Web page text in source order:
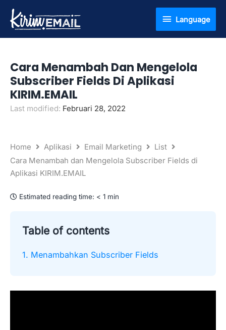
Language
Language
Cara Menambah Dan Mengelola
Subscriber Fields Di Aplikasi
KIRIM.EMAIL
Last modified: Februari 28, 2022
Home Aplikasi Email Marketing
List
Cara Menambah dan Mengelola Subscriber Fields di
Aplikasi KIRIM.EMAIL
Estimated reading time: < 1 min
Table of contents
1. Menambahkan Subscriber Fields